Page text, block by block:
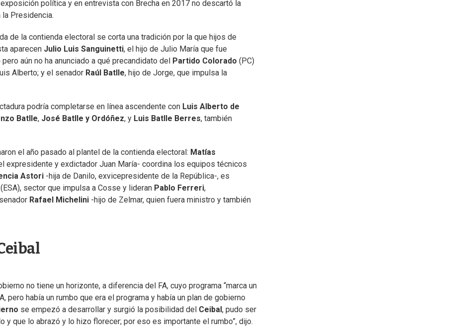
política y en entrevista con Brecha en 2017 no descartó la
Presidencia.
de la contienda electoral se corta una tradición por la que hijos de
aparecen Julio Luis Sanguinetti, el hijo de Julio María que fue
aún no ha anunciado a qué precandidato del
Partido Colorado (PC)
Alberto; y el senador Raúl Batlle, hijo de Jorge, que impulsa la
podría completarse en línea ascendente con Luis Alberto de
Batlle, José Batlle y Ordóñez, y Luis Batlle Berres, también
el año pasado al plantel de la contienda electoral: Matías
expresidente y exdictador Juan María- coordina los equipos técnicos
Astori -hija de Danilo, exvicepresidente de la República-, es
(ESA), sector que impulsa a Cosse y lideran Pablo Ferreri,
Rafael Michelini -hijo de Zelmar, quien fuera ministro y también
no tiene un horizonte, a diferencia del FA, cuyo programa “marca un
pero había un rumbo que era el programa y había un plan de gobierno
se empezó a desarrollar y surgió la posibilidad del Ceibal , pudo ser
y que lo abrazó y lo hizo florecer; por eso es importante el rumbo”, dijo.